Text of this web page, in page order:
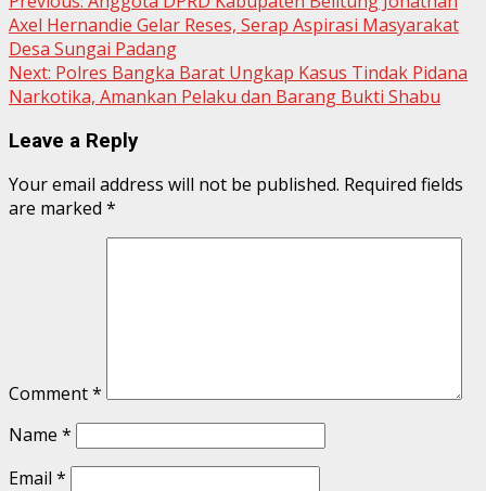
Reading
Axel Hernandie Gelar Reses, Serap Aspirasi Masyarakat
Desa Sungai Padang
Next: Polres Bangka Barat Ungkap Kasus Tindak Pidana
Narkotika, Amankan Pelaku dan Barang Bukti Shabu
Leave a Reply
Your email address will not be published. Required fields
are marked *
Comment*
Name *
Email *